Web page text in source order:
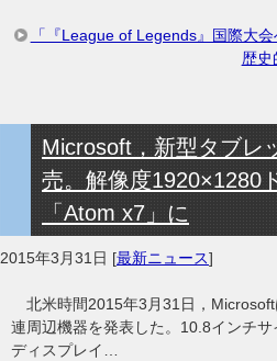
「『League of Legends』国際大
歴史
Microsoft，新型タブレ
売。解像度1920×1280
「Atom x7」に
2015年3月31日 [最新ニュース]
北米時間2015年3月31日，
連周辺機器を発表した。10.8インチ
ディスプレイ…